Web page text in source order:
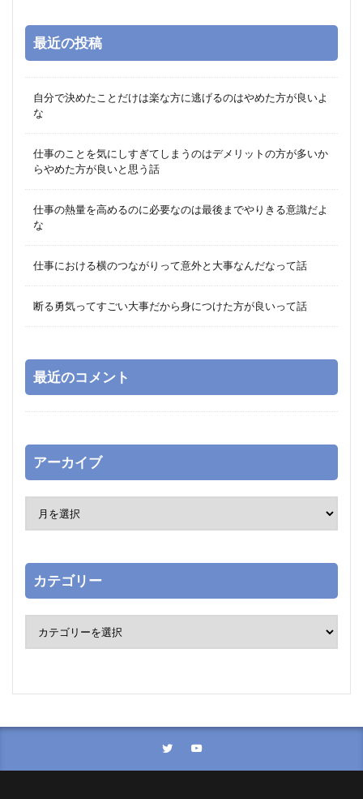
最近の投稿
自分で決めたことだけは楽な方に逃げるのはやめた方が良いよ
な
仕事のことを気にしすぎてしまうのはデメリットの方が多いか
らやめた方が良いと思う話
仕事の熱量を高めるのに必要なのは最後までやりきる意識だよ
な
仕事における横のつながりって意外と大事なんだなって話
断る勇気ってすごい大事だから身につけた方が良いって話
最近のコメント
アーカイブ
カテゴリー